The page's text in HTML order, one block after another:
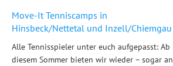
Move-It Tenniscamps in
Hinsbeck/Nettetal und Inzell/Chiemgau
Alle Tennisspieler unter euch aufgepasst: Ab
diesem Sommer bieten wir wieder – sogar an